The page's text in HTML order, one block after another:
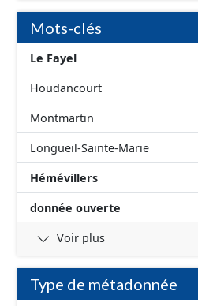
Mots-clés
Le Fayel
Houdancourt
Montmartin
Longueil-Sainte-Marie
Hémévillers
donnée ouverte
Voir plus
Type de métadonnée